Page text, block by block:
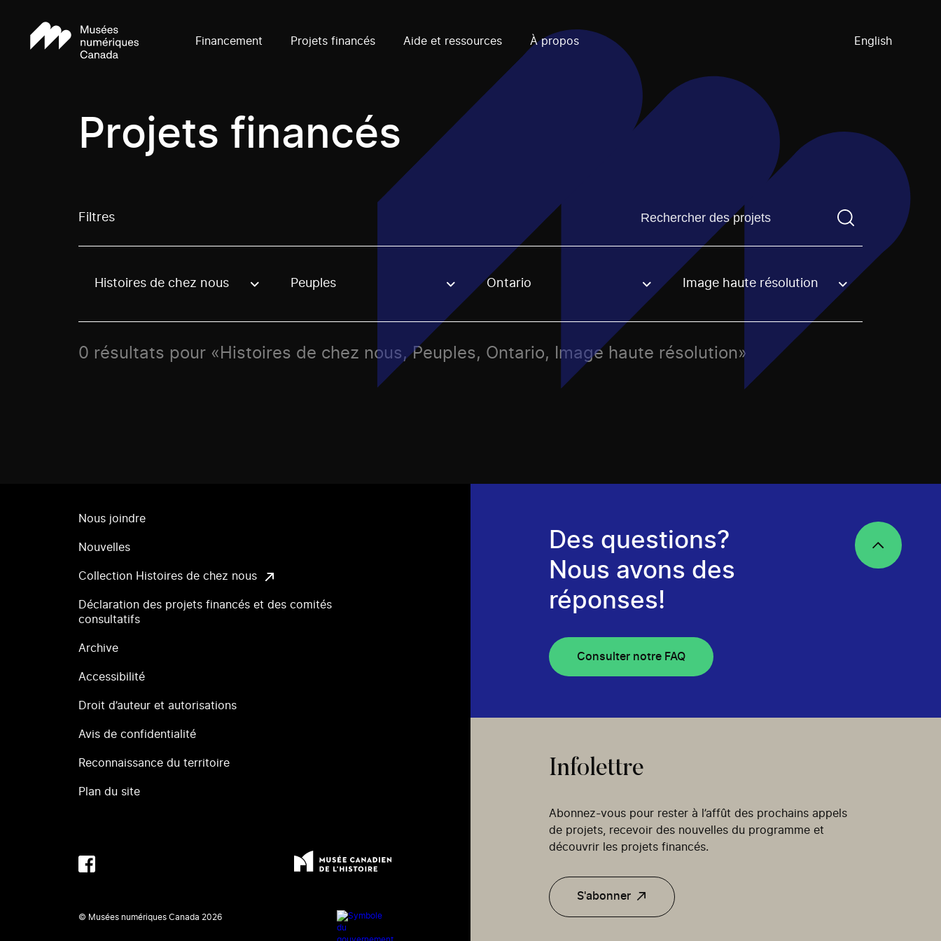
Financement Projets financés Aide et ressources À propos English
Projets financés
Filtres Trouvez un projetVous devez saisir un terme de
Use these options to filter projects by topic, stream or regon. The filter will be applied when selecting an option.
Histoires de chez nous Peuples Ontario Image haute résolution
0 résultats pour «Histoires de chez nous, Peuples, Ontario, Image haute résolution»
Nous joindre
Nouvelles
Collection Histoires de chez nous
Déclaration des projets financés et des comités
consultatifs
Archive
Accessibilité
Droit d’auteur et autorisations
Avis de confidentialité
Reconnaissance du territoire
Plan du site
© Musées numériques Canada 2026
Des questions?
Nous avons des
réponses!
Consulter notre FAQ
Infolettre
Abonnez-vous pour rester à l’affût des prochains appels
de projets, recevoir des nouvelles du programme et
découvrir les projets financés.
S'abonner